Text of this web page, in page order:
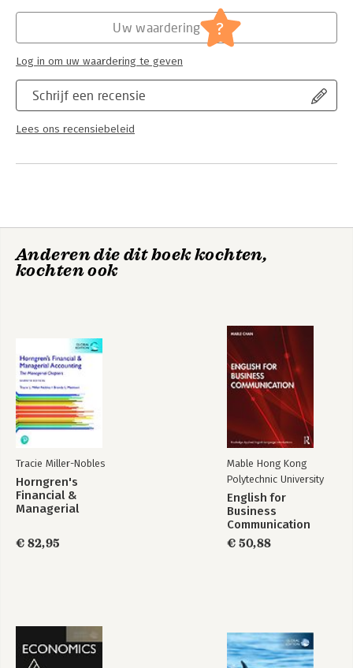
Schrijf een recensie
Lees ons recensiebeleid
Uw waardering ?
Log in om uw waardering te geven
Anderen die dit boek kochten,
kochten ook
Tracie Miller-Nobles
Horngren's
Financial &
Managerial
Managerial
Chapters, Global
€ 82,95
Mable Hong Kong
Polytechnic University
English for
Business
Communication
€ 50,88